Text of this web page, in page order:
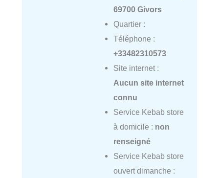
69700 Givors
Quartier :
Téléphone :
+33482310573
Site internet :
Aucun site internet
connu
Service Kebab store
à domicile : non
renseigné
Service Kebab store
ouvert dimanche :